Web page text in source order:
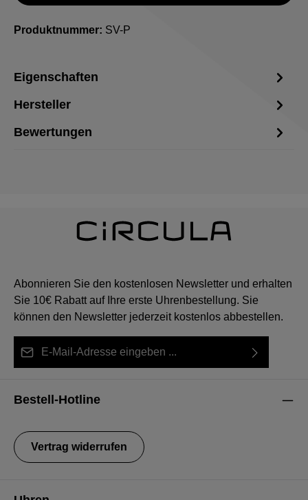
Produktnummer: SV-P
Eigenschaften
Hersteller
Bewertungen
Abonnieren Sie den kostenlosen Newsletter und erhalten
Sie 10€ Rabatt auf Ihre erste Uhrenbestellung. Sie
können den Newsletter jederzeit kostenlos abbestellen.
genommen und die
einverstanden.
Bestell-Hotline
Vertrag widerrufen